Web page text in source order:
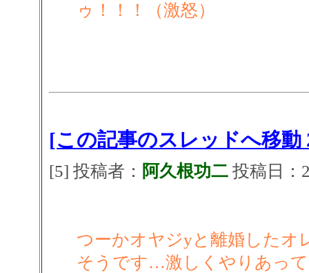
ゥ！！！（激怒）
[この記事のスレッドへ移動
[5] 投稿者： 阿久根功二投稿日：
つーかオヤジyと離婚したオ
そうです…激しくやりあっ